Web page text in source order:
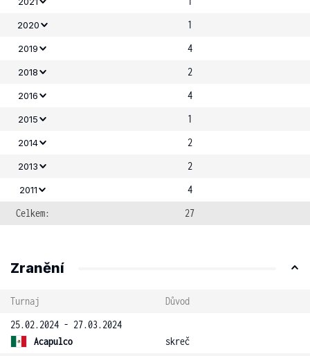
2020 1
2019 4
2018 2
2016 4
2015 1
2014 2
2013 2
2011
4
Celkem:
27
Zranění
Turnaj
Důvod
25.02.2024 - 27.03.2024
Acapulco
skreč